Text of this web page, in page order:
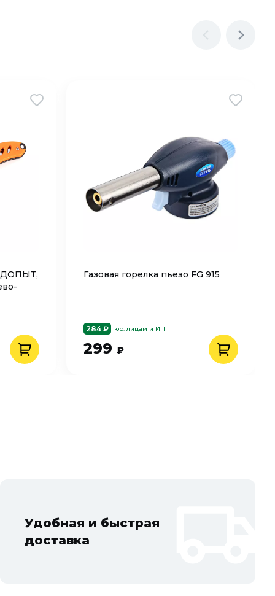
Газовая горелка пьезо FG 915
284 ₽ юр. лицам и ИП
299 ₽
Удобная и быстрая
доставка